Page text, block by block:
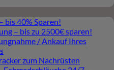
bis 40% Sparen!
– bis zu 2500€ sparen!
/ Ankauf Ihres
zum Nachrüsten